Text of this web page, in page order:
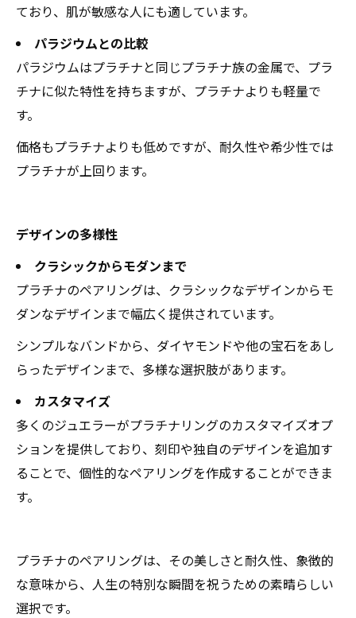
ており、肌が敏感な人にも適しています。
パラジウムとの比較
パラジウムはプラチナと同じプラチナ族の金属で、プラ
チナに似た特性を持ちますが、プラチナよりも軽量で
す。
価格もプラチナよりも低めですが、耐久性や希少性では
プラチナが上回ります。
デザインの多様性
クラシックからモダンまで
プラチナのペアリングは、クラシックなデザインからモ
ダンなデザインまで幅広く提供されています。
シンプルなバンドから、ダイヤモンドや他の宝石をあし
らったデザインまで、多様な選択肢があります。
カスタマイズ
多くのジュエラーがプラチナリングのカスタマイズオプ
ションを提供しており、刻印や独自のデザインを追加す
ることで、個性的なペアリングを作成することができま
す。
プラチナのペアリングは、その美しさと耐久性、象徴的
な意味から、人生の特別な瞬間を祝うための素晴らしい
選択です。